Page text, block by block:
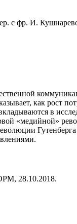
с фр. И.
как рост
в
«медийной»
28.10.2018.